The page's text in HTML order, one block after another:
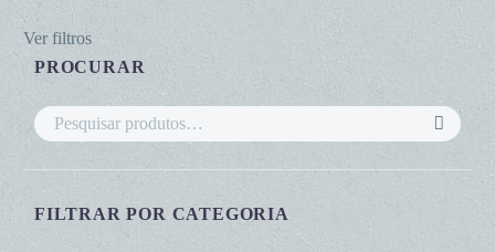
Ver filtros
PROCURAR
FILTRAR POR CATEGORIA